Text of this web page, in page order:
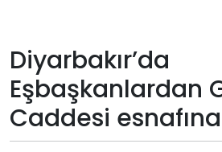
Künye
Giriş
Yap
Diyarbakır’da
Eşbaşkanlardan
Caddesi